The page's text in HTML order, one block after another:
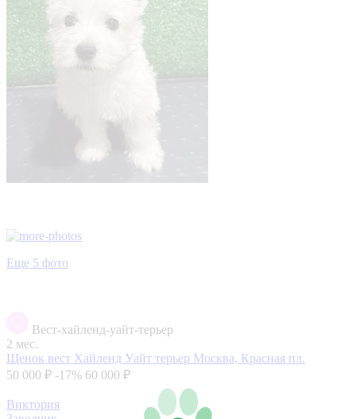
Еще 5 фото
Вест-хайленд-уайт-терьер
2 мес.
Щенок вест Хайленд Уайт терьер Москва, Красная пл.
50 000 ₽ -17% 60 000 ₽
Виктория